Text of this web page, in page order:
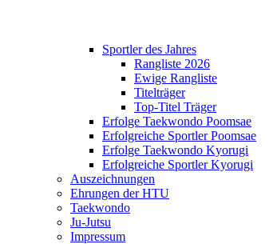
Sportler des Jahres
Rangliste 2026
Ewige Rangliste
Titelträger
Top-Titel Träger
Erfolge Taekwondo Poomsae
Erfolgreiche Sportler Poomsae
Erfolge Taekwondo Kyorugi
Erfolgreiche Sportler Kyorugi
Auszeichnungen
Ehrungen der HTU
Taekwondo
Ju-Jutsu
Impressum